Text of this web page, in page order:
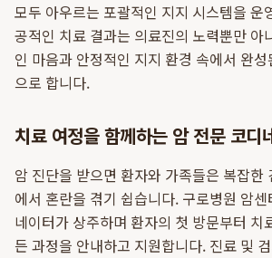
모두 아우르는 포괄적인 지지 시스템을 운
공적인 치료 결과는 의료진의 노력뿐만 아
인 마음과 안정적인 지지 환경 속에서 완
으로 합니다.
치료 여정을 함께하는 암 전문 코디
암 진단을 받으면 환자와 가족들은 복잡한
에서 혼란을 겪기 쉽습니다. 구로병원 암
네이터가 상주하며 환자의 첫 방문부터 치
든 과정을 안내하고 지원합니다. 진료 및